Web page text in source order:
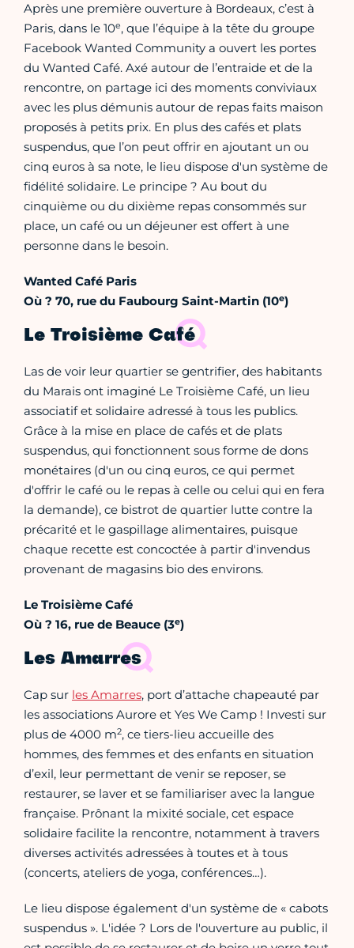
Après une première ouverture à Bordeaux, c’est à
Paris, dans le 10e, que l’équipe à la tête du groupe
Facebook Wanted Community a ouvert les portes
du Wanted Café. Axé autour de l’entraide et de la
rencontre, on partage ici des moments conviviaux
avec les plus démunis autour de repas faits maison
proposés à petits prix. En plus des cafés et plats
suspendus, que l’on peut offrir en ajoutant un ou
cinq euros à sa note, le lieu dispose d'un système de
fidélité solidaire. Le principe ? Au bout du
cinquième ou du dixième repas consommés sur
place, un café ou un déjeuner est offert à une
personne dans le besoin.
Wanted Café Paris
Où ? 70, rue du Faubourg Saint-Martin (10e)
Le Troisième Café
Las de voir leur quartier se gentrifier, des habitants
du Marais ont imaginé Le Troisième Café, un lieu
associatif et solidaire adressé à tous les publics.
Grâce à la mise en place de cafés et de plats
suspendus, qui fonctionnent sous forme de dons
monétaires (d'un ou cinq euros, ce qui permet
d'offrir le café ou le repas à celle ou celui qui en fera
la demande), ce bistrot de quartier lutte contre la
précarité et le gaspillage alimentaires, puisque
chaque recette est concoctée à partir d'invendus
provenant de magasins bio des environs.
Le Troisième Café
Où ? 16, rue de Beauce (3e)
Les Amarres
Cap sur les Amarres, port d’attache chapeauté par
les associations Aurore et Yes We Camp ! Investi sur
plus de 4000 m2, ce tiers-lieu accueille des
hommes, des femmes et des enfants en situation
d’exil, leur permettant de venir se reposer, se
restaurer, se laver et se familiariser avec la langue
française. Prônant la mixité sociale, cet espace
solidaire facilite la rencontre, notamment à travers
diverses activités adressées à toutes et à tous
(concerts, ateliers de yoga, conférences…).
Le lieu dispose également d'un système de « cabots
suspendus ». L'idée ? Lors de l'ouverture au public, il